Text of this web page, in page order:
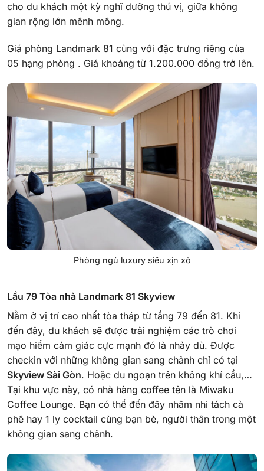
cho du khách một kỳ nghĩ dưỡng thú vị, giữa không
gian rộng lớn mênh mông.
Giá phòng Landmark 81 cùng với đặc trưng riêng của
05 hạng phòng . Giá khoảng từ 1.200.000 đồng trở lên.
Phòng ngủ luxury siêu xịn xò
Lầu 79 Tòa nhà Landmark 81 Skyview
Nằm ở vị trí cao nhất tòa tháp từ tầng 79 đến 81. Khi
đến đây, du khách sẽ được trải nghiệm các trò chơi
mạo hiểm cảm giác cực mạnh đó là nhảy dù. Được
checkin với những không gian sang chảnh chỉ có tại
Skyview Sài Gòn. Hoặc du ngoạn trên không khí cầu,…
Tại khu vực này, có nhà hàng coffee tên là Miwaku
Coffee Lounge. Bạn có thể đến đây nhâm nhi tách cà
phê hay 1 ly cocktail cùng bạn bè, người thân trong một
không gian sang chảnh.